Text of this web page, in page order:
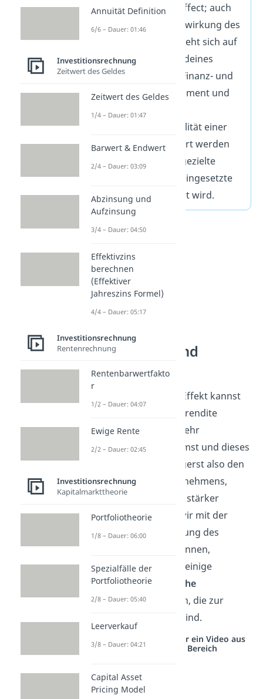
financial leverage effect; auch
Hebeleffekt / Hebelwirkung des
Fremdkapitals) bezieht sich auf
die Kapitalstruktur deines
Unternehmens im Finanz- und
Investitionsmanagement und
besagt, dass die
Eigenkapitalrentabilität einer
Investition gesteigert werden
kann, wenn durch gezielte
Verschuldung das eingesetzte
Fremdkapital erhöht wird.
Kennzahlen und
Erklärungen
Durch den Leverage Effekt kannst
du deine Eigenkapitalrendite
steigern, indem du mehr
Fremdkapital aufnimmst und dieses
reinvestierst. Du steigerst also den
Gewinn deines Unternehmens,
indem du dich gezielt stärker
verschuldest. Bevor wir mit der
eigentlichen Berechnung des
Leverage Effekts beginnen,
möchten wir dir kurz einige
betriebswirtschaftliche
Kennzahlenvorstellen, die zur
Berechnung wichtig sind.
Studyflix vernetzt: Hier ein Video aus
einem anderen Bereich
Annuität Definition
6/6 – Dauer: 01:46
Investitionsrechnung
Zeitwert des Geldes
Zeitwert des Geldes
1/4 – Dauer: 01:47
Barwert & Endwert
2/4 – Dauer: 03:09
Abzinsung und
Aufzinsung
3/4 – Dauer: 04:50
Effektivzins
berechnen
(Effektiver
Jahreszins Formel)
4/4 – Dauer: 05:17
Investitionsrechnung
Rentenrechnung
Rentenbarwertfakto
r
1/2 – Dauer: 04:07
Ewige Rente
2/2 – Dauer: 02:45
Investitionsrechnung
Kapitalmarkttheorie
Portfoliotheorie
1/8 – Dauer: 06:00
Spezialfälle der
Portfoliotheorie
2/8 – Dauer: 05:40
Leerverkauf
3/8 – Dauer: 04:21
Capital Asset
Pricing Model